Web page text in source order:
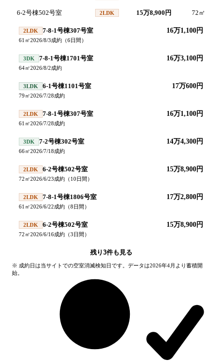
6-2号棟502号室 2LDK 15万8,900円 72 ㎡
2LDK 7-8-1号棟307号室 16万1,100円
61 ㎡2026/8/3成約 （6日間）
3DK 7-8-1号棟1701号室 16万3,100円
64㎡2026/8/2成約
3LDK 6-1号棟1101号室 17万600円
79㎡2026/7/28成約
2LDK 7-8-1号棟307号室 16万1,100円
61 ㎡2026/7/28成約
3DK 7-2号棟302号室 14万4,300円
66㎡2026/7/18成約
2LDK 6-2号棟502号室 15万8,900円
72㎡2026/6/23成約 （10日間）
2LDK 7-8-1号棟1806号室 17万2,800円
61 ㎡2026/6/22成約 （8日間）
2LDK 6-2号棟502号室 15万8,900円
72㎡2026/6/16成約 （3日間）
残り3件も見る
※ 成約日は当サイトでの空室消滅検知日です。データは2026年4月より蓄積開
始。